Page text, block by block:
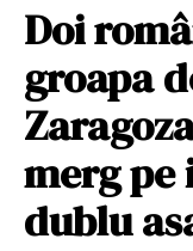
Doi
groapa
merg pe
dublu